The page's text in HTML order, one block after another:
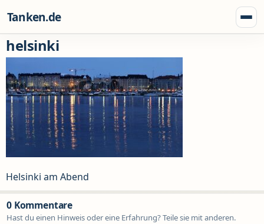
Tanken.de
helsinki
Helsinki am Abend
0 Kommentare
Hast du einen Hinweis oder eine Erfahrung? Teile sie mit anderen.